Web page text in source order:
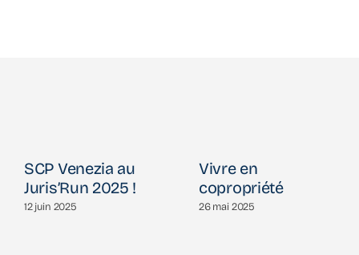
SCP Venezia au
Juris’Run 2025 !
12 juin 2025
Vivre en
copropriété
26 mai 2025